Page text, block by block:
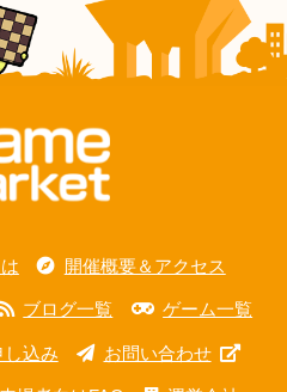
開催概要＆アクセス
ブログ一覧 ゲーム一覧
し込み お問い合わせ